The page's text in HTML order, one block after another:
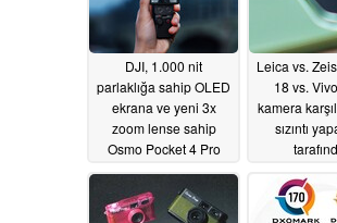
DJI, 1.000 nit
parlaklığa sahip OLED
ekrana ve yeni 3x
zoom lense sahip
Osmo Pocket 4 Pro
piyasaya sürdü
06/16/2026
Leica vs.
18 vs.
kamera
sızıntı